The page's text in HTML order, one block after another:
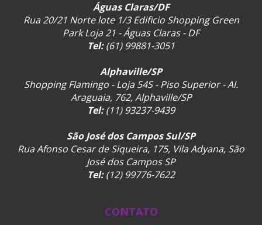
Águas Claras/DF
Rua 20/21 Norte lote 1/3 Edificio Shopping Green
Park Loja 21 - Águas Claras - DF
Tel:(61) 99881-3051
Alphaville/SP
Shopping Flamingo - Loja 54S - Piso Superior - Al.
Araguaia, 762, Alphaville/SP
Tel:(11) 93237-9439
São José dos Campos Sul/SP
Rua Afonso Cesar de Siqueira, 175, Vila Adyana, São
José dos Campos SP
Tel:(12) 99776-7622
CONTATO